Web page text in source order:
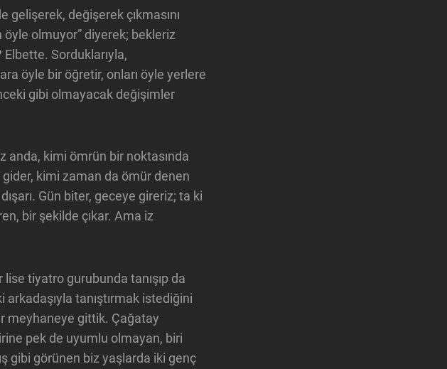
değişerek çıkmasını
olmuyor” diyerek; bekleriz
Sorduklarıyla,
öyle bir öğretir, onları öyle yerlere
gibi olmayacak değişimler
anda, kimi ömrün bir noktasında
gider, kimi zaman da ömür denen
Gün biter, geceye gireriz; ta ki
bir şekilde çıkar. Ama iz
lise tiyatro gurubunda tanışıp da
tanıştırmak istediğini
meyhaneye gittik. Çağatay
pek de uyumlu olmayan, biri
gibi görünen biz yaşlarda iki genç